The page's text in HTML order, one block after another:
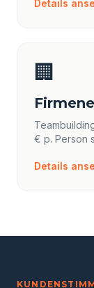
Details
🏢
€ p. Person
Details